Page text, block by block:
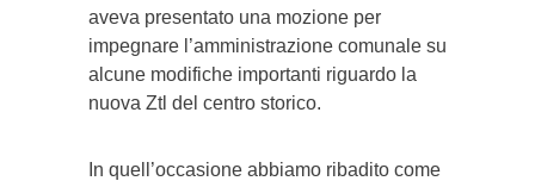
aveva presentato una mozione per
impegnare l’amministrazione comunale su
alcune modifiche importanti riguardo la
nuova Ztl del centro storico.
In quell’occasione abbiamo ribadito come